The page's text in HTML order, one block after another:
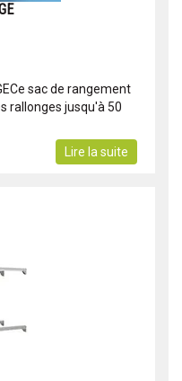
sac de rangement
rallonges jusqu'à 50
Lire la suite